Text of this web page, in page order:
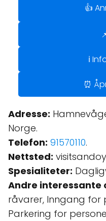
👍
ℹ️
⏰
Adresse:
Norge.
Telefon: 91570110.
Nettsted:
Spesialiteter:
Andre interessante
råvarer, Inngang for
Parkering for